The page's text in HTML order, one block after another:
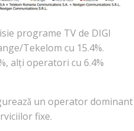
programe TV de DIGI
Tekelom cu 15.4%.
alți operatori cu 6.4%
un operator dominant
fixe.